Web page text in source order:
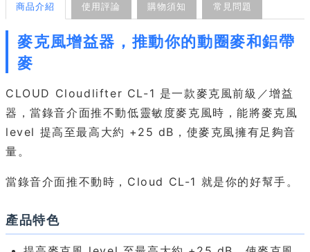
商品介紹 使用評論 購物須知 常見問題
麥克風增益器，推動你的動圈麥和鋁帶
麥
CLOUD Cloudlifter CL-1 是一款麥克風前級／增益
器，當錄音介面推不動低靈敏度麥克風時，能將麥克風
level 提高至最高大約 +25 dB，使麥克風擁有足夠音
量。
當錄音介面推不動時，Cloud CL-1 就是你的好幫手。
產品特色